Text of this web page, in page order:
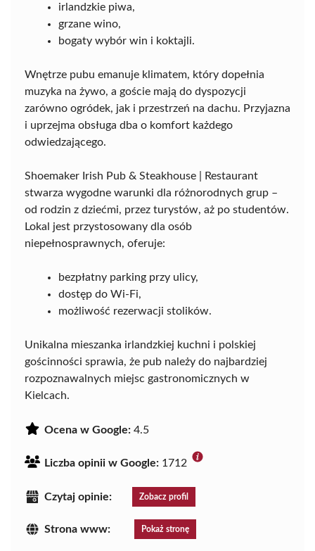
irlandzkie piwa,
grzane wino,
bogaty wybór win i koktajli.
Wnętrze pubu emanuje klimatem, który dopełnia
muzyka na żywo, a goście mają do dyspozycji
zarówno ogródek, jak i przestrzeń na dachu. Przyjazna
i uprzejma obsługa dba o komfort każdego
odwiedzającego.
Shoemaker Irish Pub & Steakhouse | Restaurant
stwarza wygodne warunki dla różnorodnych grup –
od rodzin z dziećmi, przez turystów, aż po studentów.
Lokal jest przystosowany dla osób
niepełnosprawnych, oferuje:
bezpłatny parking przy ulicy,
dostęp do Wi-Fi,
możliwość rezerwacji stolików.
Unikalna mieszanka irlandzkiej kuchni i polskiej
gościnności sprawia, że pub należy do najbardziej
rozpoznawalnych miejsc gastronomicznych w
Kielcach.
Ocena w Google: 4.5
Liczba opinii w Google: 1712
Czytaj opinie: Zobacz profil
Strona www: Pokaż stronę